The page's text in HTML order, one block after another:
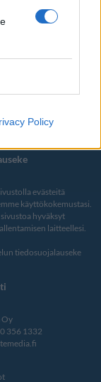
Policy
evästeitä
käyttökokemustasi.
hyväksyt
laitteellesi.
tiedosuojalauseke
Oy
356 1332